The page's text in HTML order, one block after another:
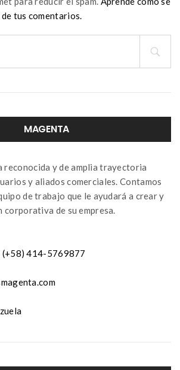
tus comentarios.
MAGENTA
reconocida y de amplia trayectoria
y aliados comerciales. Contamos
de trabajo que le ayudará a crear y
de su empresa.
(+58) 414-5769877